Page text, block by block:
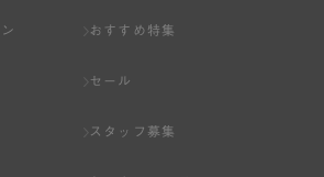
おすすめ特集
セール
スタッフ募集